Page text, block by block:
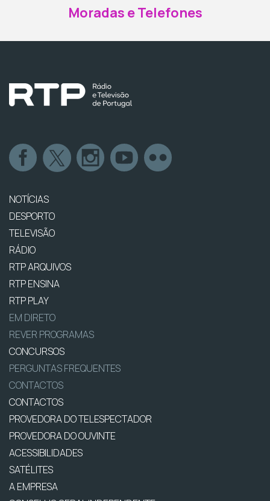
Moradas e Telefones
NOTÍCIAS
DESPORTO
TELEVISÃO
RÁDIO
RTP ARQUIVOS
RTP ENSINA
RTP PLAY
EM DIRETO
REVER PROGRAMAS
CONCURSOS
PERGUNTAS FREQUENTES
CONTACTOS
CONTACTOS
PROVEDORA DO TELESPECTADOR
PROVEDORA DO OUVINTE
ACESSIBILIDADES
SATÉLITES
A EMPRESA